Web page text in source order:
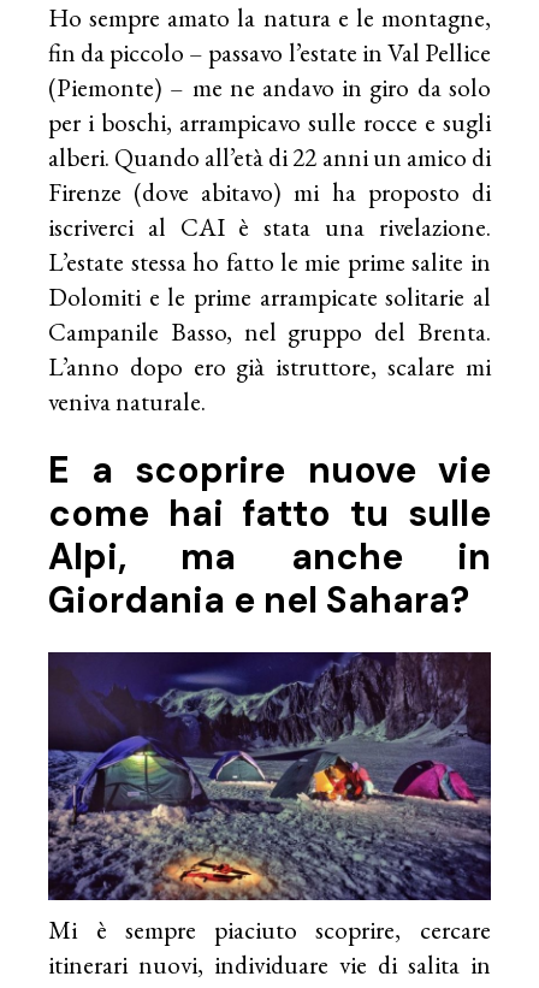
Ho sempre amato la natura e le montagne,
fin da piccolo – passavo l’estate in Val Pellice
(Piemonte) – me ne andavo in giro da solo
per i boschi, arrampicavo sulle rocce e sugli
alberi. Quando all’età di 22 anni un amico di
Firenze (dove abitavo) mi ha proposto di
iscriverci al CAI è stata una rivelazione.
L’estate stessa ho fatto le mie prime salite in
Dolomiti e le prime arrampicate solitarie al
Campanile Basso, nel gruppo del Brenta.
L’anno dopo ero già istruttore, scalare mi
veniva naturale.
E a scoprire nuove vie
come hai fatto tu sulle
Alpi, ma anche in
Giordania e nel Sahara?
Mi è sempre piaciuto scoprire, cercare
itinerari nuovi, individuare vie di salita in